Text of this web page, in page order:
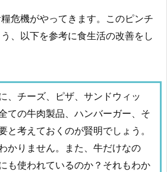
危機がやってきます。このピンチ
、以下を参考に食生活の改善をし
、チーズ、ピザ、サンドウィッ
ての牛肉製品、ハンバーガー、そ
と考えておくのが賢明でしょう。
かりません。また、牛だけなの
も使われているのか？それもわか